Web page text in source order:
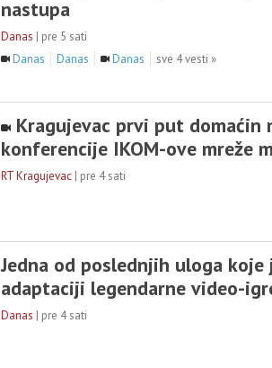
nastupa
Danas | pre 5 sati
Danas
Danas Danas sve 4 vesti »
Kragujevac prvi put domaćin
konferencije IKOM-ove mreže
RT Kragujevac | pre 4 sati
Jedna od poslednjih uloga
adaptaciji legendarne video-
Danas | pre 4 sati